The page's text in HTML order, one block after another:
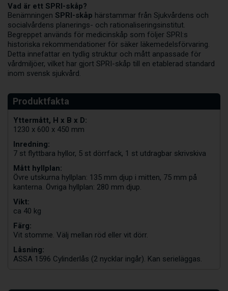
Vad är ett SPRI-skåp?
Benämningen SPRI-skåp härstammar från Sjukvårdens och
socialvårdens planerings- och rationaliseringsinstitut.
Begreppet används för medicinskåp som följer SPRI:s
historiska rekommendationer för säker läkemedelsförvaring.
Detta innefattar en tydlig struktur och mått anpassade för
vårdmiljöer, vilket har gjort SPRI-skåp till en etablerad standard
inom svensk sjukvård.
Yttermått, H x B x D:
1230 x 600 x 450 mm
Inredning:
7 st flyttbara hyllor, 5 st dörrfack, 1 st utdragbar skrivskiva
Mått hyllplan:
Övre utskurna hyllplan: 135 mm djup i mitten, 75 mm på
kanterna. Övriga hyllplan: 280 mm djup.
Vikt:
ca 40 kg
Färg:
Vit stomme. Välj mellan röd eller vit dörr.
Låsning:
ASSA 1596 Cylinderlås (2 nycklar ingår). Kan serieläggas.